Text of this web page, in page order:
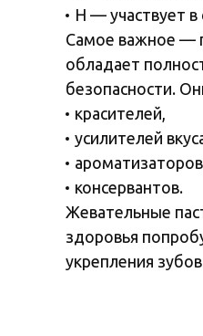
Н — участвует в
Самое важное —
обладает
безопасности.
красителей,
усилителей
ароматизаторов,
консервантов.
Жевательные
здоровья
укрепления